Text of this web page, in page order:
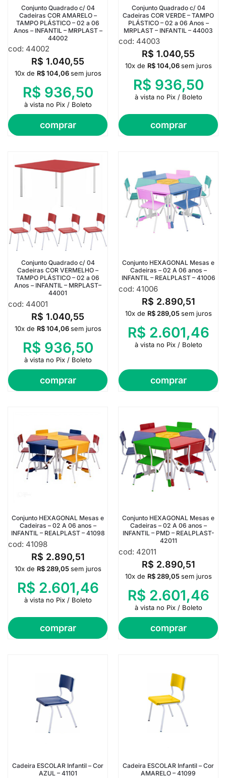
Conjunto Quadrado c/ 04
Cadeiras COR AMARELO –
TAMPO PLÁSTICO – 02 a 06
Anos – INFANTIL – MRPLAST –
44002
cod: 44002
R$ 1.040,55
comprar
10x de R$104,06 sem juros
R$ 936,50
à vista no Pix / Boleto
Conjunto Quadrado c/ 04
Cadeiras COR VERDE – TAMPO
PLÁSTICO – 02 a 06 Anos –
MRPLAST – INFANTIL – 44003
cod: 44003
R$ 1.040,55
comprar
10x de R$104,06 sem juros
R$ 936,50
à vista no Pix / Boleto
Conjunto Quadrado c/ 04
Cadeiras COR VERMELHO –
TAMPO PLÁSTICO – 02 a 06
Anos – INFANTIL – MRPLAST–
44001
cod: 44001
R$ 1.040,55
comprar
10x de R$104,06 sem juros
R$ 936,50
à vista no Pix / Boleto
Conjunto HEXAGONAL Mesas e
Cadeiras – 02 A 06 anos –
INFANTIL – REALPLAST – 41006
cod: 41006
R$ 2.890,51
comprar
10x de R$289,05 sem juros
R$ 2.601,46
à vista no Pix / Boleto
Conjunto HEXAGONAL Mesas e
Cadeiras – 02 A 06 anos –
INFANTIL – REALPLAST – 41098
cod: 41098
R$ 2.890,51
comprar
10x de R$289,05 sem juros
R$ 2.601,46
à vista no Pix / Boleto
Conjunto HEXAGONAL Mesas e
Cadeiras – 02 A 06 anos –
INFANTIL – PMD – REALPLAST-
42011
cod: 42011
R$ 2.890,51
comprar
10x de R$289,05 sem juros
R$ 2.601,46
à vista no Pix / Boleto
Cadeira ESCOLAR Infantil – Cor
AZUL – 41101
Cadeira ESCOLAR Infantil – Cor
AMARELO – 41099